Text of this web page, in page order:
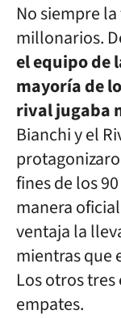
No siempre
millonarios.
el equipo de
mayoría de
rival jugaba
Bianchi y el
fines de los
manera
ventaja la
mientras que
Los otros
empates.